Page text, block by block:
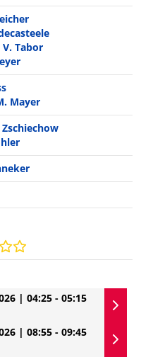
Tabor
Mayer
| 04:25 - 05:15
| 08:55 - 09:45